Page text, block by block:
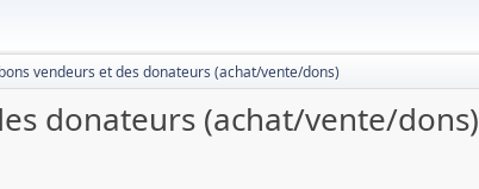
vendeurs et des donateurs (achat/vente/dons)
donateurs (achat/vente/dons)